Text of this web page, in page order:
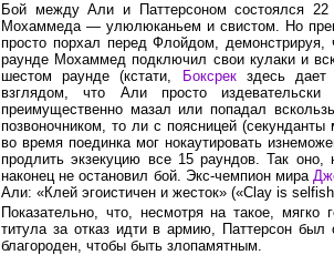
Бой между Али и Паттерсоном состоялся
Мохаммеда — улюлюканьем и свистом. Но
просто порхал перед Флойдом,
раунде Мохаммед подключил свои кулаки и
шестом раунде (кстати,
Боксрекздесь дает
взглядом, что Али просто издевательски
преимущественно мазал или попадал
позвоночником, то ли с поясницей
во время поединка мог нокаутировать
продлить экзекуцию все 15 раундов. Так
наконец не остановил бой. Экс-чемпион мира
Али: «Клей эгоистичен и жесток» («Clay is
Показательно, что, несмотря на такое,
титула за отказ идти в армию, Паттерсон
благороден, чтобы быть злопамятным.